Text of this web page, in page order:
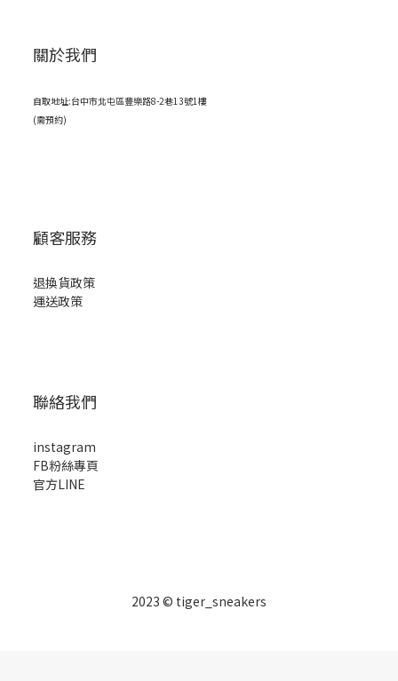
關於我們
自取地址:台中市北屯區豐樂路8-2巷13號1樓
(需預約)
顧客服務
退換貨政策
運送政策
聯絡我們
instagram
FB粉絲專頁
官方LINE
2023 © tiger_sneakers